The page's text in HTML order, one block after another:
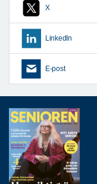
X
LinkedIn
E-post